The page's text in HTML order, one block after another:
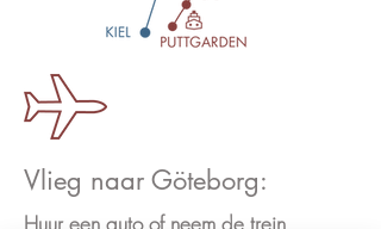
Vlieg naar Göteborg: